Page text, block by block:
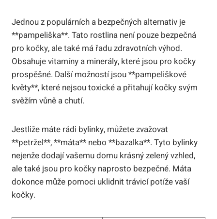
Jednou z populárních a bezpečných alternativ je
**pampeliška**. Tato rostlina není pouze bezpečná
pro kočky, ale také má řadu zdravotních výhod.
Obsahuje vitamíny a minerály, které jsou pro kočky
prospěšné. Další možností jsou **pampeliškové
květy**, které nejsou toxické a přitahují kočky svým
svěžím vůně a chutí.
Jestliže máte rádi bylinky, můžete zvažovat
**petržel**, **máta** nebo **bazalka**. Tyto bylinky
nejenže dodají vašemu domu krásný zelený vzhled,
ale také jsou pro kočky naprosto bezpečné. Máta
dokonce může pomoci uklidnit trávicí potíže vaší
kočky.